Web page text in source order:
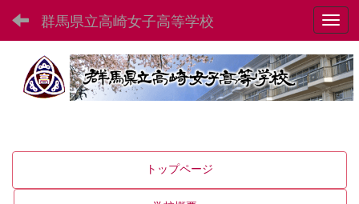
群馬県立高崎女子高等学校
トップページ